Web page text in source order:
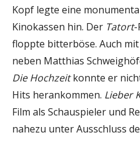
Kopf legte eine
Kinokassen hin. Der Tatort-
floppte bitterböse. Auch
neben Matthias
Die Hochzeitkonnte er
Hits herankommen. Lieber
Film als Schauspieler und
nahezu unter Ausschluss